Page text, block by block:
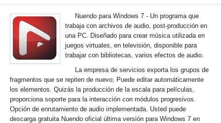
Nuendo para Windows 7 - Un programa que
trabaja con archivos de audio, post-producción en
una PC. Diseñado para crear música utilizada en
juegos virtuales, en televisión, disponible para
trabajar con bibliotecas, varios efectos de audio.
La empresa de servicios exporta los grupos de
fragmentos que se repiten de nuevo; Puede editar automáticamente
los elementos. Quizás la producción de la escala para películas,
proporciona soporte para la interacción con módulos progresivos.
Opción de enrutamiento de audio implementada. Usted puede
descarga gratuita Nuendo oficial última versión para Windows 7 en